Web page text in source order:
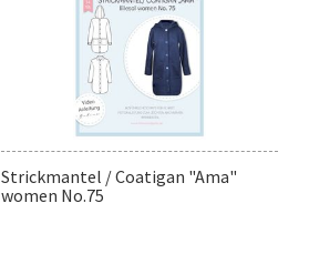
Strickmantel / Coatigan "Ama"
women No.75